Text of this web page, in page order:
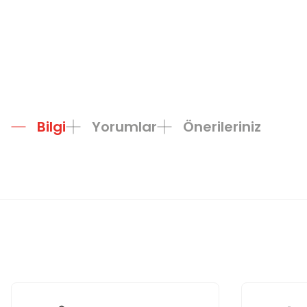
Bilgi Yorumlar Önerileriniz